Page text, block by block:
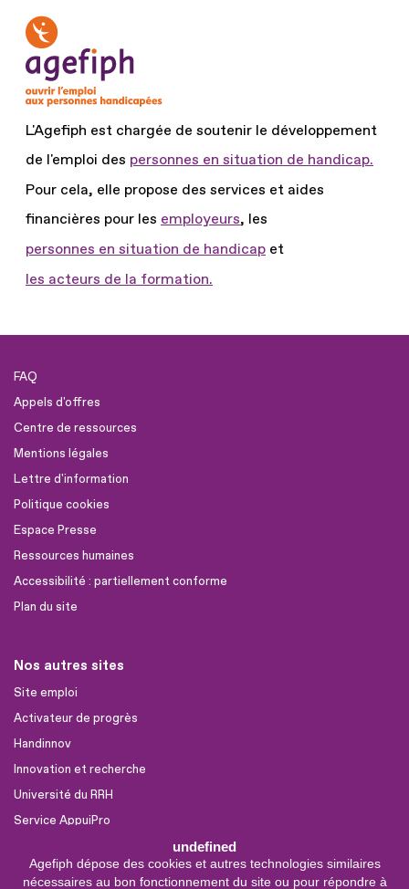
undefined
Agefiph dépose des cookies et autres technologies similaires
nécessaires au bon fonctionnement du site ou pour répondre à
L'Agefiph est chargée de soutenir le développement
de l'emploi des personnes en situation de handicap.
Pour cela, elle propose des services et aides
financières pour les employeurs, les
personnes en situation de handicap et
les acteurs de la formation.
FAQ
Appels d'offres
Centre de ressources
Mentions légales
Lettre d'information
Politique cookies
Espace Presse
Ressources humaines
Accessibilité : partiellement conforme
Plan du site
Nos autres sites
Site emploi
Activateur de progrès
Handinnov
Innovation et recherche
Université du RRH
Service AppuiPro
Nous suivre